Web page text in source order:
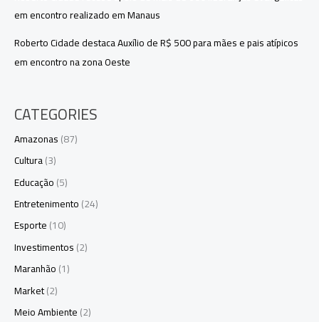
em encontro realizado em Manaus
Roberto Cidade destaca Auxílio de R$ 500 para mães e pais atípicos
em encontro na zona Oeste
CATEGORIES
Amazonas(87)
Cultura(3)
Educação(5)
Entretenimento(24)
Esporte(10)
Investimentos(2)
Maranhão(1)
Market(2)
Meio Ambiente(2)